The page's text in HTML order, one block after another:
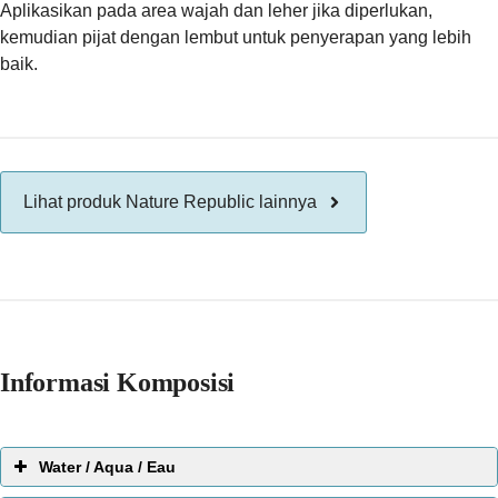
Aplikasikan pada area wajah dan leher jika diperlukan,
kemudian pijat dengan lembut untuk penyerapan yang lebih
baik.
Lihat produk Nature Republic lainnya
Informasi Komposisi
Water / Aqua / Eau